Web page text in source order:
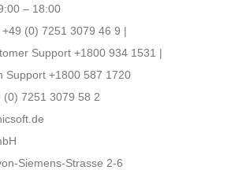
– 18:00
+49 (0) 7251 3079 46 9 |
Support +1800 934 1531 |
Support +1800 587 1720
(0) 7251 3079 58 2
Siemens-Strasse 2-6